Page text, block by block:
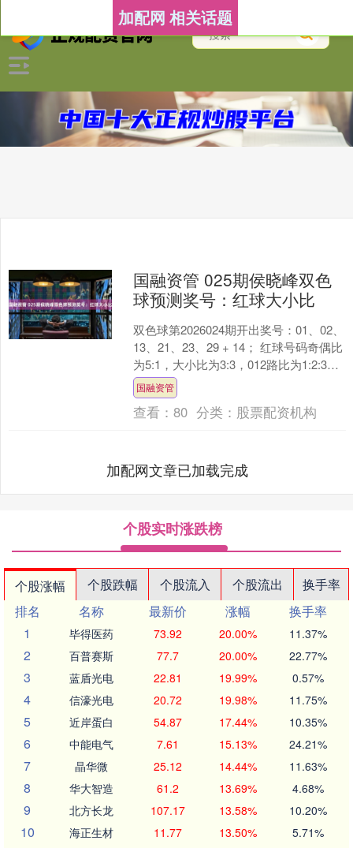
加配网 相关话题
国融资管 025期侯晓峰双色
球预测奖号：红球大小比
双色球第2026024期开出奖号：01、02、
13、21、23、29 + 14； 红球号码奇偶比
为5:1，大小比为3:3，012路比为1:2:3，
和值为89，跨....
国融资管
查看：80 分类： 股票配资机构
加配网文章已加载完成
个股实时涨跌榜
个股涨幅 个股跌幅 个股流入 个股流出
换手率
排名
名称 最新价 涨幅
换手率
1
毕得医药 73.92 20.00% 11.37%
2 百普赛斯 77.7 20.00% 22.77%
3 蓝盾光电 22.81 19.99% 0.57%
4 信濠光电 20.72 19.98% 11.75%
5 近岸蛋白 54.87 17.44% 10.35%
6 中能电气 7.61 15.13% 24.21%
7 晶华微 25.12 14.44% 11.63%
8 华大智造 61.2 13.69% 4.68%
9 北方长龙 107.17 13.58% 10.20%
10 海正生材 11.77 13.50% 5.71%